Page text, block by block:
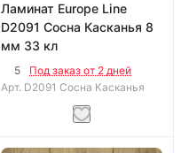
Ламинат Europe Line
D2091 Сосна Касканья 8
мм 33 кл
5
Под заказ от 2 дней
Арт. D2091 Сосна Касканья